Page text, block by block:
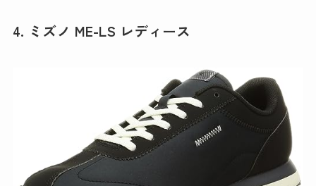
4. ミズノ ME-LS レディース